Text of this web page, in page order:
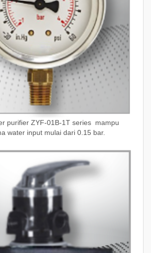
purifier ZYF-01B-1T series mampu
water input mulai dari 0.15 bar.